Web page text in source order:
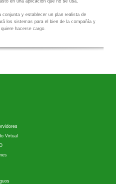
y establecer un plan realista de
los sistemas para el bien de la compañía y
hacerse cargo.
Virtual